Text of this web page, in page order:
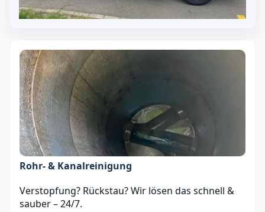
Rohr- & Kanalreinigung
Verstopfung? Rückstau? Wir lösen das schnell &
sauber – 24/7.